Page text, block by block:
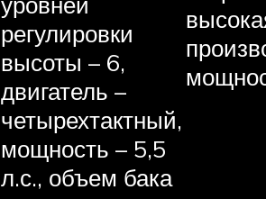
регулировки
высоты – 6,
двигатель –
четырехтактный,
мощность – 5,5
л.с., объем бака